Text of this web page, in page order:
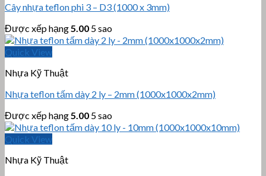
Cây nhựa teflon phi 3 – D3 (1000 x 3mm)
Được xếp hạng 5.00 5 sao
Quick View
Nhựa Kỹ Thuật
Nhựa teflon tấm dày 2 ly – 2mm (1000x1000x2mm)
Được xếp hạng 5.00 5 sao
Quick View
Nhựa Kỹ Thuật